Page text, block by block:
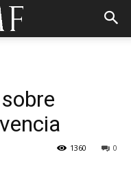
0
1360